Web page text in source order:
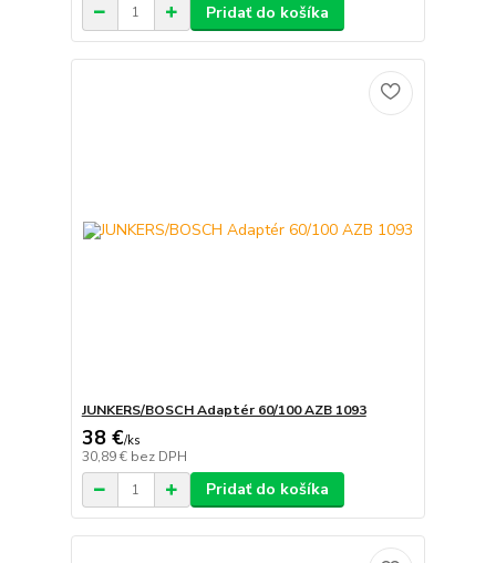
Pridať do košíka
JUNKERS/BOSCH Adaptér 60/100 AZB 1093
38 €/ks
30,89 € bez DPH
Pridať do košíka